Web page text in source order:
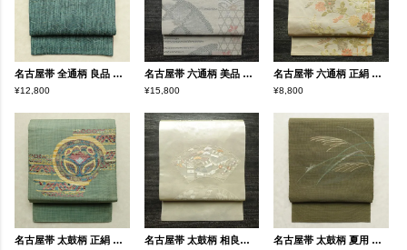
名古屋帯 全通柄 良品 正絹 亀甲柄 通し仕立て なごや帯 リサイクル帯 帯 緑・うぐいす色
¥12,800
名古屋帯 六通柄 美品 夏用 混紡 木の葉・植物柄 通し仕立て なごや帯 リサイクル帯 帯 未使用品 グレー
¥15,800
名古屋帯 六通柄 正絹 花柄 名古屋仕立て なごや帯 リサイクル帯 帯 箔 金糸 ベージュ
¥8,800
名古屋帯 太鼓柄 正絹 幾何学柄・抽象柄 松葉仕立て なごや帯 リサイクル帯 帯 緑・うぐいす色 名古屋帯 太鼓柄 相良刺繍 正絹 古典柄 名古屋仕立て なごや帯 リサイクル帯 帯 刺繍 箔 クリーム 名古屋帯 太鼓柄 夏用 正絹 木の葉・植物柄 松葉仕立て なごや帯 リサイクル帯 帯 緑・うぐいす色